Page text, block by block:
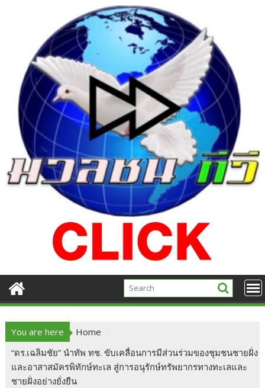
You are here
Home
“ดร.เฉลิมชัย” นำทัพ ทช. ขับเคลื่อนการมีส่วนร่วมของชุมชนชายฝั่ง
และอาสาสมัครพิทักษ์ทะเล สู่การอนุรักษ์ทรัพยากรทางทะเลและ
ชายฝั่งอย่างยั่งยืน